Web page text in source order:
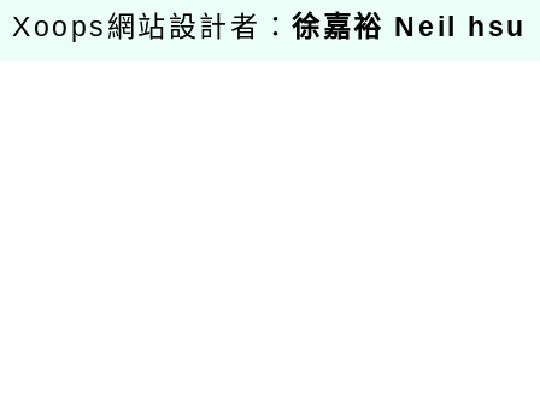
Xoops網站設計者：徐嘉裕 Neil hsu